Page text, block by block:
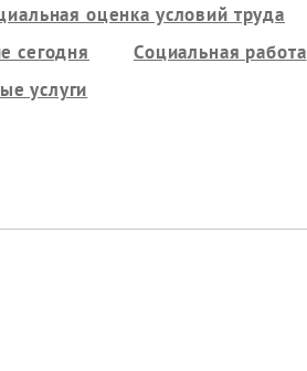
оценка условий труда
сегодня Социальная работа
услуги